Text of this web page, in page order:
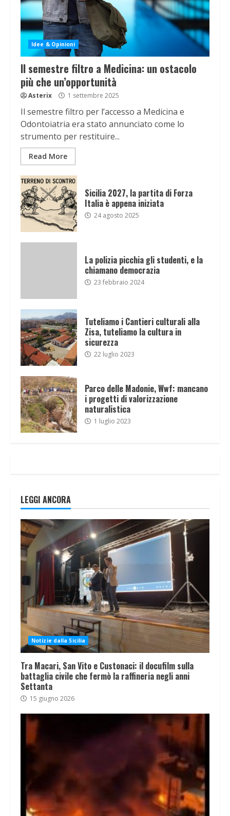
Idee & Opinioni
Il semestre filtro a Medicina: un ostacolo
più che un’opportunità
Asterix 1 settembre 2025
Il semestre filtro per l’accesso a Medicina e
Odontoiatria era stato annunciato come lo
strumento per restituire...
Read More
Sicilia 2027, la partita di Forza
Italia è appena iniziata
24 agosto 2025
La polizia picchia gli studenti, e la
chiamano democrazia
23 febbraio 2024
Tuteliamo i Cantieri culturali alla
Zisa, tuteliamo la cultura in
sicurezza
22 luglio 2023
Parco delle Madonie, Wwf: mancano
i progetti di valorizzazione
naturalistica
1 luglio 2023
LEGGI ANCORA
Notizie dalla Sicilia
Tra Macari, San Vito e Custonaci: il docufilm sulla
battaglia civile che fermò la raffineria negli anni
Settanta
15 giugno 2026